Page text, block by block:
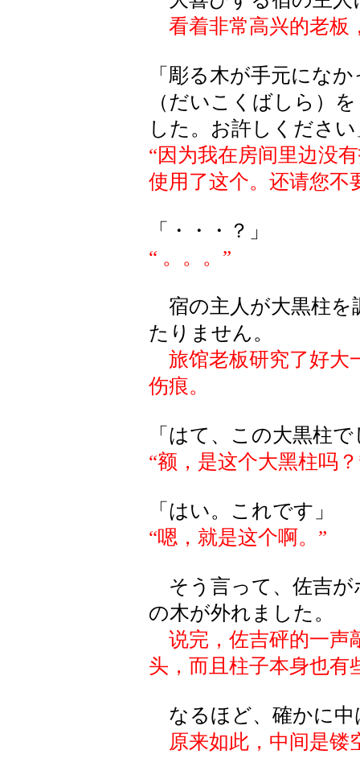
看着非常高兴的老板
「彫る木が手元にな
（だいこくばしら）
した。お許しください
“因为我在房间里边没
使用了这个。还请您不
「・・・？」
“ 。。。”
宿の主人が大黒柱を
たりません。
旅馆老板研究了好大
伤痕。
「はて、この大黒柱
“额，是这个大黑柱吗
「はい。これです」
“嗯，就是这个啊。”
そう言って、佐吉が
の木が外れました。
说完，佐吉砰的一声
头，而且柱子本身也有
なるほど、確かに中
原来如此，中间是镂